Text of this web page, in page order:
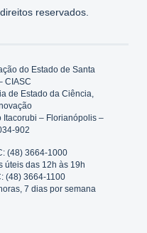
reservados.
do Estado de Santa
CIASC
de Estado da Ciência,
Itacorubi – Florianópolis –
902
(48) 3664-1000
úteis das 12h às 19h
(48) 3664-1100
7 dias por semana